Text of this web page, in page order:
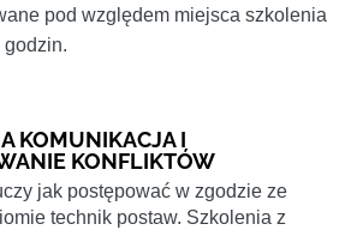
pod względem miejsca szkolenia
KOMUNIKACJA I
KONFLIKTÓW
jak postępować w zgodzie ze
technik postaw. Szkolenia z